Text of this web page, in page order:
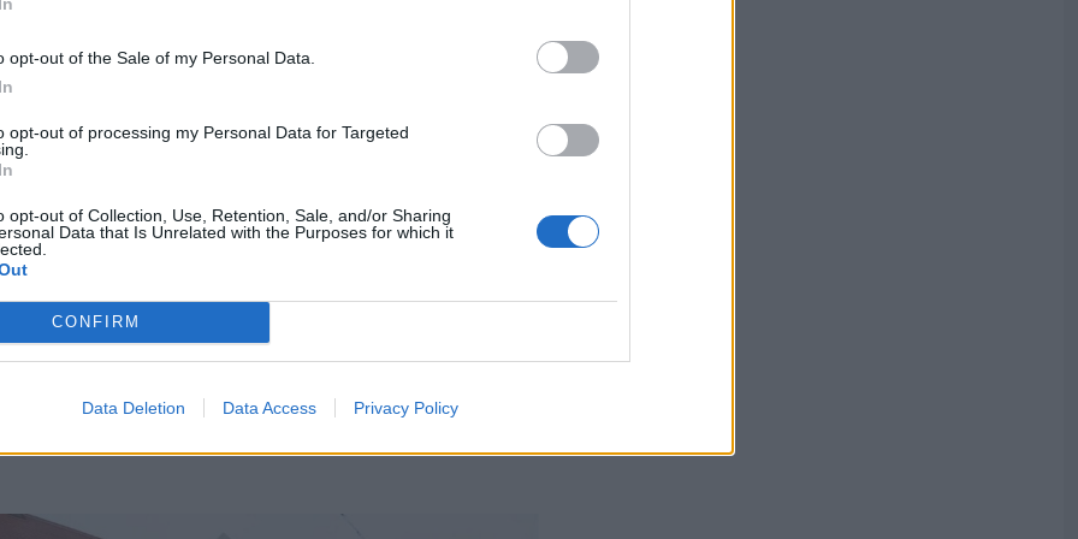
opt-out of the Sale of my Personal Data.
opt-out of processing my Personal Data for Targeted
opt-out of Collection, Use, Retention, Sale, and/or Sharing
Data that Is Unrelated with the Purposes for which it
CONFIRM
Data Deletion Data Access Privacy Policy
formáját. Kezdetben az erdélyi püspökség
Erdélyi Fejedelemség tulajdonába került.
150 éven át innen
a Habsburg adminisztráció kaszárnyává
át a hadsereg használta. Az
ban visszaadták a római katolikus egyháznak,
Ezt a román állam támogatásával